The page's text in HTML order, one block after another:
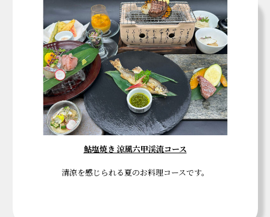
鮎塩焼き 涼風六甲渓流コース
清涼を感じられる夏のお料理コースです。